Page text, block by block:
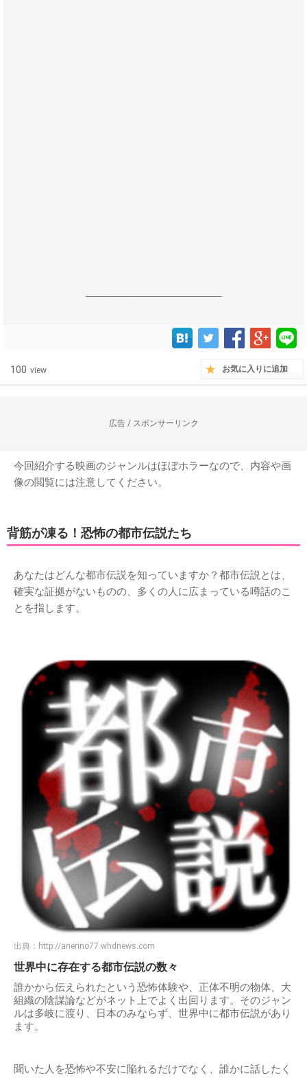
------------------------------------------------------------------
100 view お気に入りに追加
広告 / スポンサーリンク
今回紹介する映画のジャンルはほぼホラーなので、内容や画
像の閲覧には注意してください。
背筋が凍る！恐怖の都市伝説たち
あなたはどんな都市伝説を知っていますか？都市伝説とは、
確実な証拠がないものの、多くの人に広まっている噂話のこ
とを指します。
出典： http://anerino77.whdnews.com
世界中に存在する都市伝説の数々
誰かから伝えられたという恐怖体験や、正体不明の物体、大
組織の陰謀論などがネット上でよく出回ります。そのジャン
ルは多岐に渡り、日本のみならず、世界中に都市伝説があり
ます。
聞いた人を恐怖や不安に陥れるだけでなく、誰かに話したく